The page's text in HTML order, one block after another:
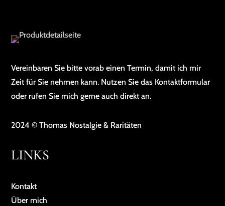
Vereinbaren Sie bitte vorab einen Termin, damit ich mir
Zeit für Sie nehmen kann. Nutzen Sie das Kontaktformular
oder rufen Sie mich gerne auch direkt an.
2024 © Thomas Nostalgie & Raritäten
LINKS
Kontakt
Über mich